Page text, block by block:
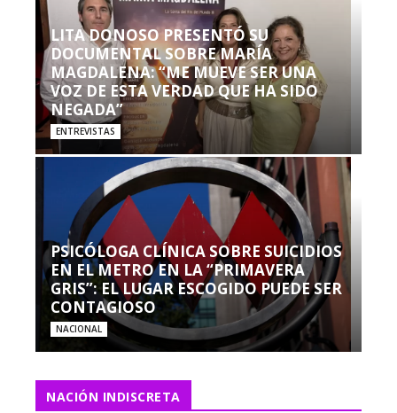
LITA DONOSO PRESENTÓ SU
DOCUMENTAL SOBRE MARÍA
MAGDALENA: “ME MUEVE SER UNA
VOZ DE ESTA VERDAD QUE HA SIDO
NEGADA”
ENTREVISTAS
PSICÓLOGA CLÍNICA SOBRE SUICIDIOS
EN EL METRO EN LA “PRIMAVERA
GRIS”: EL LUGAR ESCOGIDO PUEDE SER
CONTAGIOSO
NACIONAL
NACIÓN INDISCRETA